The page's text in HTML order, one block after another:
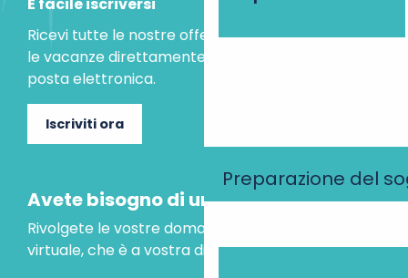
Preparazione del
Ricevi tutte le nostre offerte speciali e le idee per
le vacanze direttamente nella tua casella di
posta elettronica.
Iscriviti ora
Avete bisogno di un consiglio?
Rivolgete le vostre domande al nostro assistente
virtuale, che è a vostra disposizione per aiutarvi.